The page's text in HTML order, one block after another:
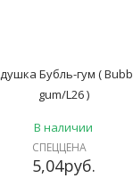
Бубль-гум (
gum/L26 )
В наличии
СПЕЦЦЕНА
5,04руб.